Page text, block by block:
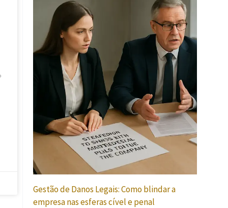
Gestão de Danos Legais: Como blindar a
empresa nas esferas cível e penal